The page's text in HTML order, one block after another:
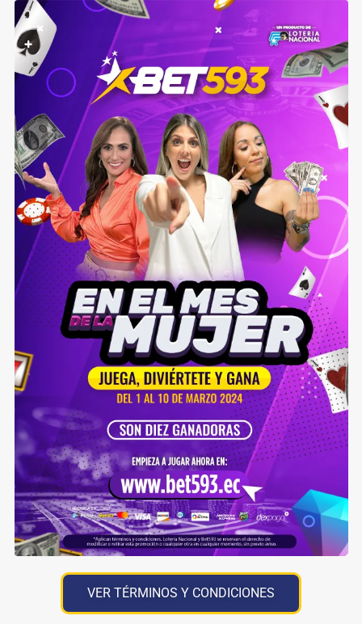
VER TÉRMINOS Y CONDICIONES